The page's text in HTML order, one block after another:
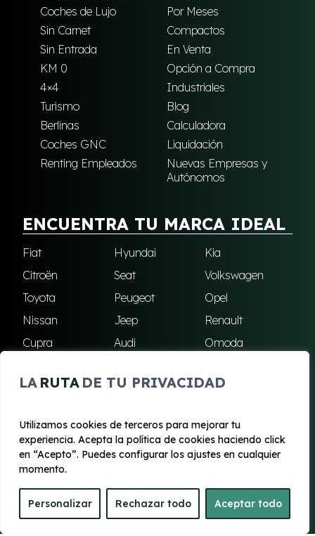
LA RUTA DE TU PRIVACIDAD
Utilizamos cookies de terceros para mejorar tu
experiencia. Acepta la política de cookies haciendo click
en “Acepto”. Puedes configurar los ajustes en cualquier
momento.
Personalizar Rechazar todo Aceptar todo
Coches de Lujo
Por Meses
Sin Carnet
Compactos
Sin Entrada
En Venta
KM 0
Opción a Compra
4×4
Industriales
Turismo
Blog
Berlinas
Calculadora
Coches GNC
Liquidación
Renting Empleados
Nuevas Empresas y
Autónomos
ENCUENTRA TU MARCA IDEAL
Fiat Hyundai
Kia
Citroën
Seat
Volkswagen
Toyota
Peugeot
Opel
Nissan
Jeep
Renault
Cupra
Audi
Omoda
Skoda
Ford Todas las marcas
© 2020 - 2026 Renting Mallorca
Aviso legal y Privacidad